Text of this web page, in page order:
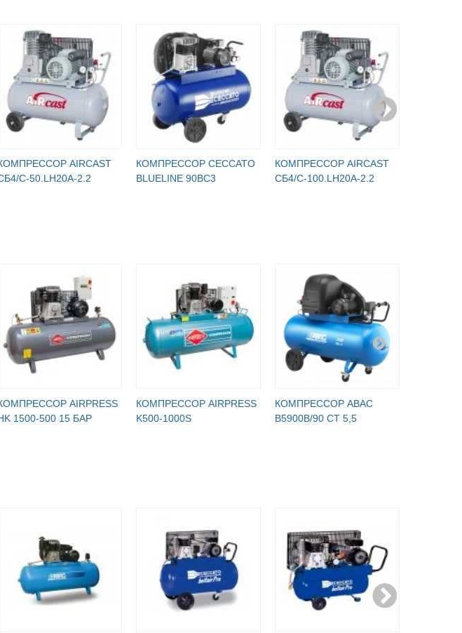
AIRCAST
C-50.LH20A-2.2
КОМПРЕССОР CECCATO
BLUELINE 90BC3
КОМПРЕССОР AIRCAST
CБ4/C-100.LH20A-2.2
AIRPRESS
1500-500 15 БАР
КОМПРЕССОР AIRPRESS
K500-1000S
КОМПРЕССОР ABAC
B5900B/90 CT 5,5